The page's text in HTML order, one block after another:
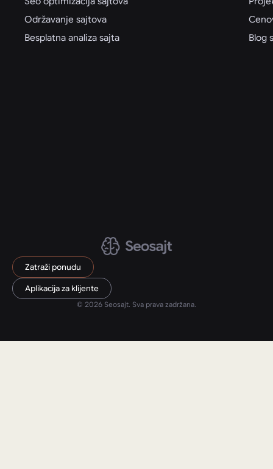
Održavanje sajtova
Besplatna analiza sajta
Blog
Zatraži ponudu
Aplikacija za klijente
© 2026 Seosajt. Sva prava zadržana.